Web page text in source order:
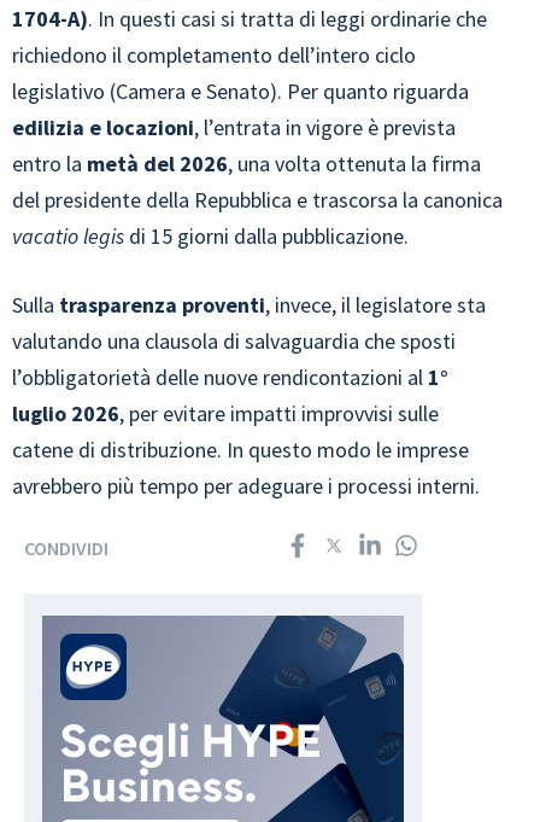
1704-A). In questi casi si tratta di leggi ordinarie che
richiedono il completamento dell’intero ciclo
legislativo (Camera e Senato). Per quanto riguarda
edilizia e locazioni, l’entrata in vigore è prevista
entro la metà del 2026, una volta ottenuta la firma
del presidente della Repubblica e trascorsa la canonica
vacatio legis di 15 giorni dalla pubblicazione.
Sulla trasparenza proventi, invece, il legislatore sta
valutando una clausola di salvaguardia che sposti
l’obbligatorietà delle nuove rendicontazioni al 1°
luglio 2026, per evitare impatti improvvisi sulle
catene di distribuzione. In questo modo le imprese
avrebbero più tempo per adeguare i processi interni.
CONDIVIDI